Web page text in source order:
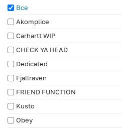
Все
Akomplice
Carhartt WIP
CHECK YA HEAD
Dedicated
Fjallraven
FRIEND FUNCTION
Kusto
Obey